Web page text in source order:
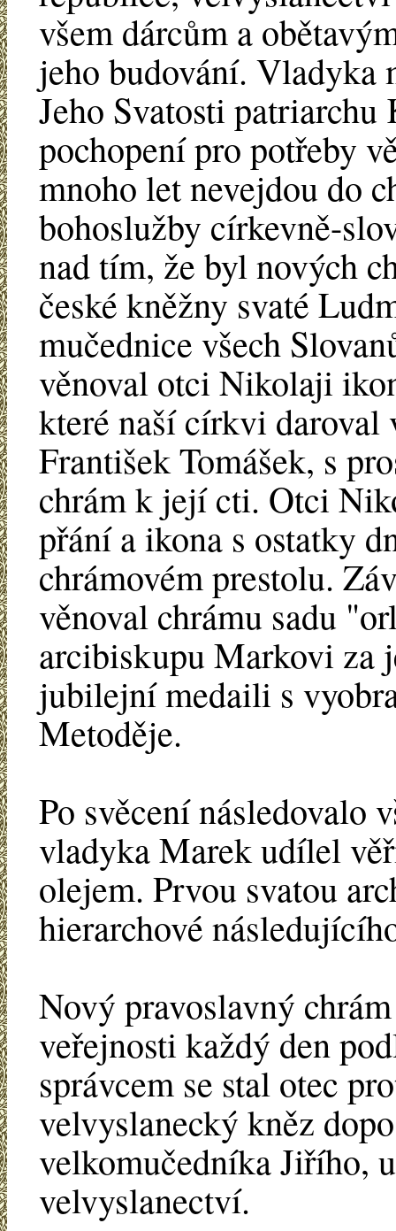
všem dárcům a
jeho budování. Vladyka
Jeho Svatosti
pochopení pro potřeby
mnoho let nevejdou do
bohoslužby církevně-
nad tím, že byl nových
české kněžny svaté
mučednice všech
věnoval otci Nikolaji
které naší církvi
František Tomášek, s
chrám k její cti. Otci
přání a ikona s ostatky
chrámovém prestolu.
věnoval chrámu sadu
arcibiskupu Markovi za
jubilejní medaili s
Metoděje.
Po svěcení následovalo
vladyka Marek udílel
olejem. Prvou svatou
hierarchové
Nový pravoslavný
veřejnosti každý den
správcem se stal otec
velvyslanecký kněz
velkomučedníka Jiřího,
velvyslanectví.